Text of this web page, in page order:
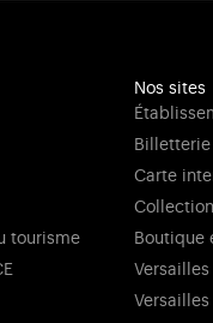
tourisme
Nos sites
Billetterie
Carte
Boutique
Versailles